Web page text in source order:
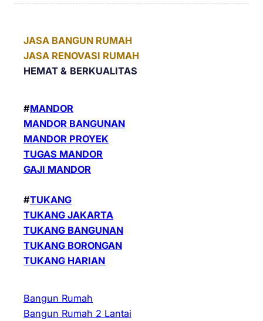
JASA BANGUN RUMAH
JASA RENOVASI RUMAH
HEMAT & BERKUALITAS
#MANDOR
MANDOR BANGUNAN
MANDOR PROYEK
TUGAS MANDOR
GAJI MANDOR
#TUKANG
TUKANG JAKARTA
TUKANG BANGUNAN
TUKANG BORONGAN
TUKANG HARIAN
Bangun Rumah
Bangun Rumah 2 Lantai